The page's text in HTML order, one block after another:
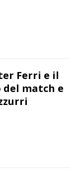
Ferri e il
match e